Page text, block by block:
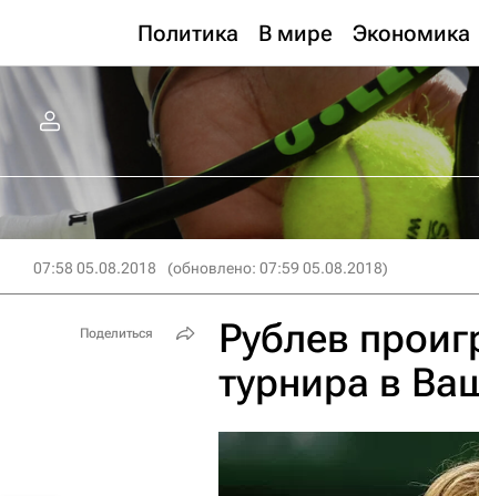
Политика В мире Экономика
07:58 05.08.2018 (обновлено: 07:59 05.08.2018)
Рублев
турнира в
Поделиться